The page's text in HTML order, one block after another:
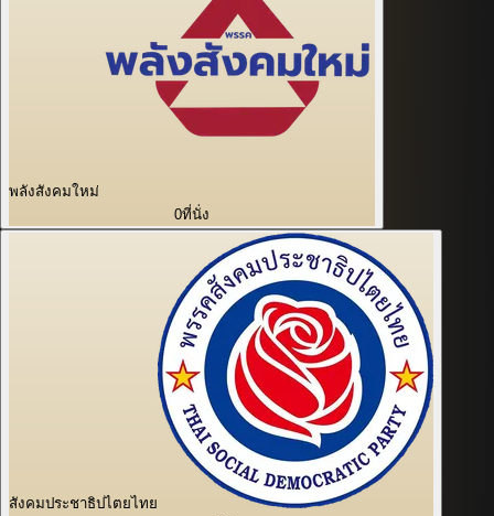
พลังสังคมใหม่
0ที่นั่ง
สังคมประชาธิปไตยไทย